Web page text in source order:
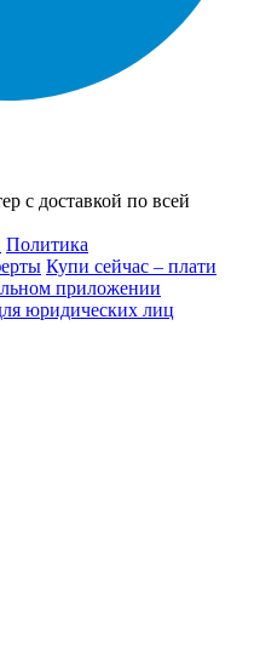
с доставкой по всей
Политика
Купи сейчас – плати
приложении
юридических лиц